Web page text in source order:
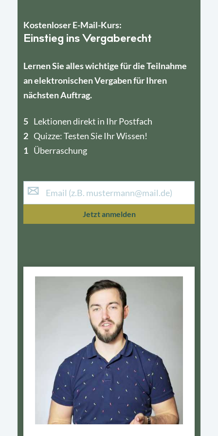
Kostenloser E-Mail-Kurs:
Einstieg ins Vergaberecht
Lernen Sie alles wichtige für die Teilnahme
an elektronischen Vergaben für Ihren
nächsten Auftrag.
5 Lektionen direkt in Ihr Postfach
2 Quizze: Testen Sie Ihr Wissen!
1 Überraschung
4
1
Jetzt anmelden